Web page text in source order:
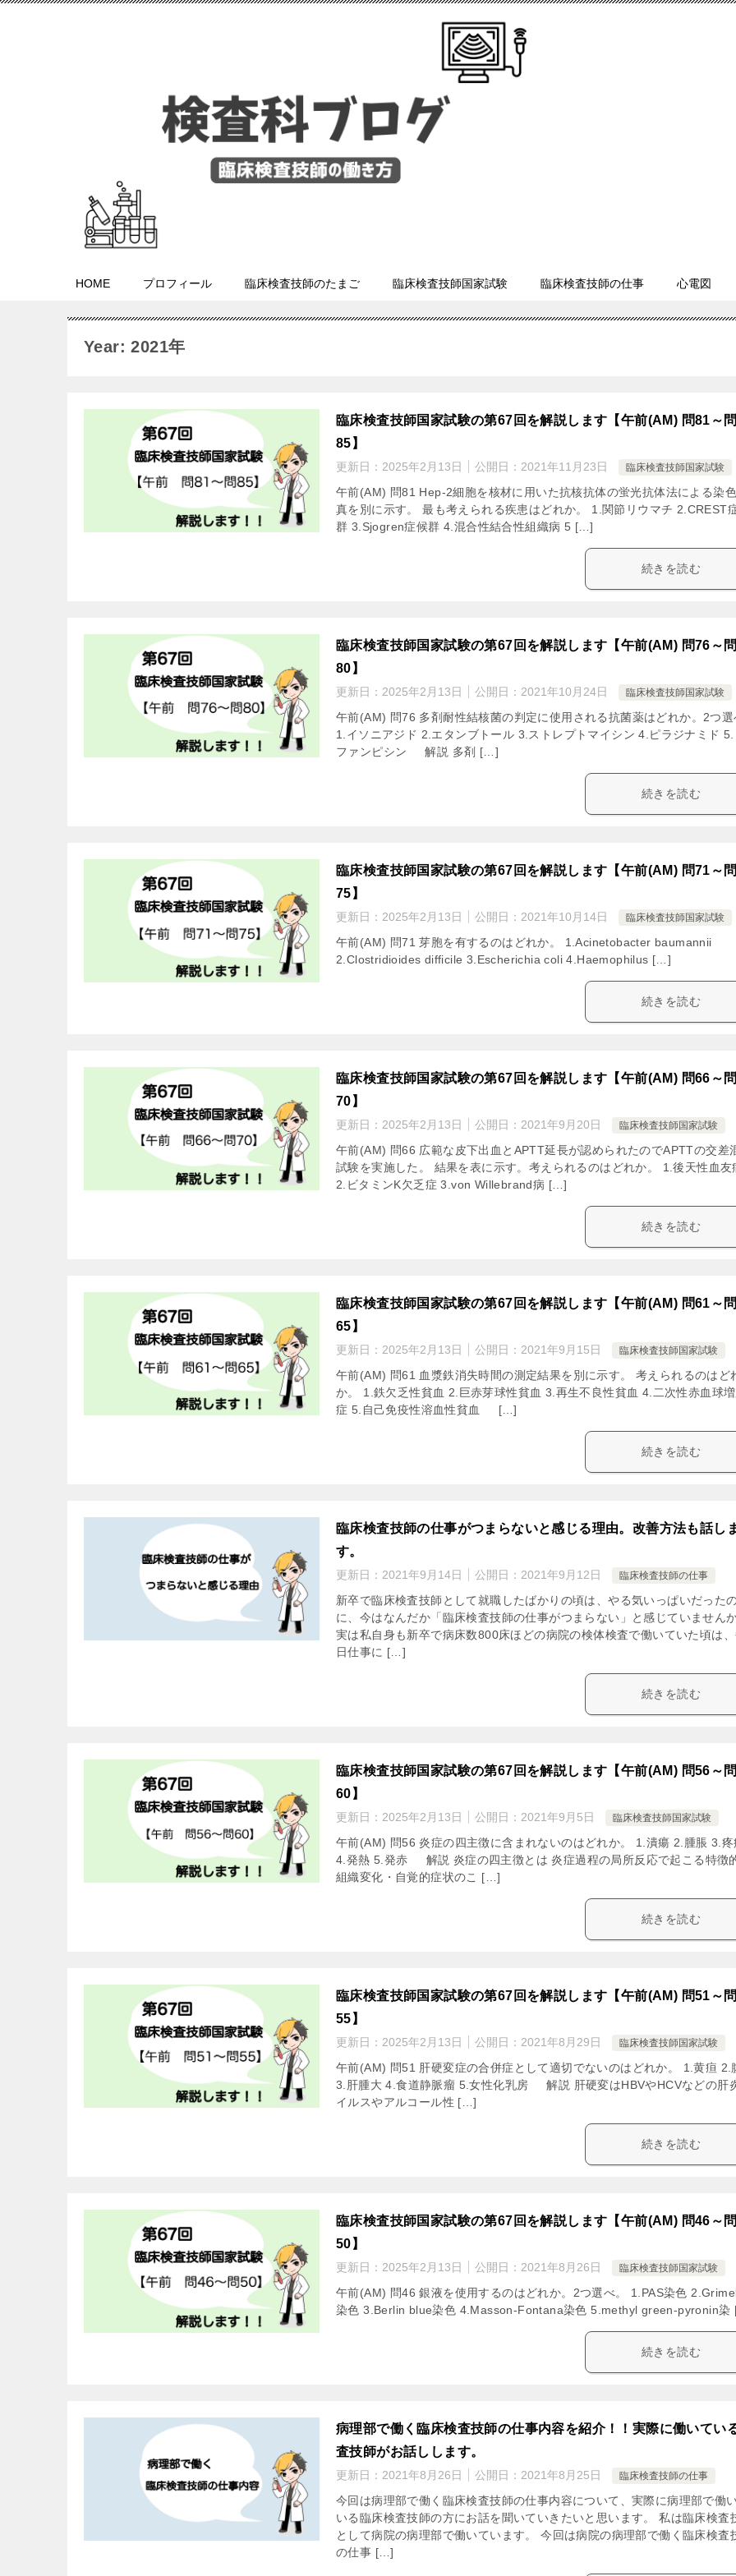
HOME プロフィール 臨床検査技師のたまご 臨床検査技師国家試験 臨床検査技師の仕事 心電図
Year: 2021年
臨床検査技師国家試験の第67回を解説します【午前(AM) 問81～問
85】
更新日： 2025年2月13日 公開日： 2021年11月23日 臨床検査技師国家試験
午前(AM) 問81 Hep-2細胞を核材に用いた抗核抗体の蛍光抗体法による染
真を別に示す。 最も考えられる疾患はどれか。 1.関節リウマチ 2.CREST
群 3.Sjogren症候群 4.混合性結合性組織病 5 […]
続きを読む
臨床検査技師国家試験の第67回を解説します【午前(AM) 問76～問
80】
更新日： 2025年2月13日 公開日： 2021年10月24日 臨床検査技師国家試験
午前(AM) 問76 多剤耐性結核菌の判定に使用される抗菌薬はどれか。2つ選
1.イソニアジド 2.エタンブトール 3.ストレプトマイシン 4.ピラジナミド 5.
ファンピシン 解説 多剤 […]
続きを読む
臨床検査技師国家試験の第67回を解説します【午前(AM) 問71～問
75】
更新日： 2025年2月13日 公開日： 2021年10月14日 臨床検査技師国家試験
午前(AM) 問71 芽胞を有するのはどれか。 1.Acinetobacter baumannii
2.Clostridioides difficile 3.Escherichia coli 4.Haemophilus […]
続きを読む
臨床検査技師国家試験の第67回を解説します【午前(AM) 問66～問
70】
更新日： 2025年2月13日 公開日： 2021年9月20日 臨床検査技師国家試験
午前(AM) 問66 広範な皮下出血とAPTT延長が認められたのでAPTTの交差
試験を実施した。 結果を表に示す。考えられるのはどれか。 1.後天性血友
2.ビタミンK欠乏症 3.von Willebrand病 […]
続きを読む
臨床検査技師国家試験の第67回を解説します【午前(AM) 問61～問
65】
更新日： 2025年2月13日 公開日： 2021年9月15日 臨床検査技師国家試験
午前(AM) 問61 血漿鉄消失時間の測定結果を別に示す。 考えられるのはど
か。 1.鉄欠乏性貧血 2.巨赤芽球性貧血 3.再生不良性貧血 4.二次性赤血球
症 5.自己免疫性溶血性貧血 […]
続きを読む
臨床検査技師の仕事がつまらないと感じる理由。改善方法も話し
す。
更新日： 2021年9月14日 公開日： 2021年9月12日 臨床検査技師の仕事
新卒で臨床検査技師として就職したばかりの頃は、やる気いっぱいだった
に、今はなんだか「臨床検査技師の仕事がつまらない」と感じていません
実は私自身も新卒で病床数800床ほどの病院の検体検査で働いていた頃は
日仕事に […]
続きを読む
臨床検査技師国家試験の第67回を解説します【午前(AM) 問56～問
60】
更新日： 2025年2月13日 公開日： 2021年9月5日 臨床検査技師国家試験
午前(AM) 問56 炎症の四主徴に含まれないのはどれか。 1.潰瘍 2.腫脹 3.疼
4.発熱 5.発赤 解説 炎症の四主徴とは 炎症過程の局所反応で起こる特徴
組織変化・自覚的症状のこ […]
続きを読む
臨床検査技師国家試験の第67回を解説します【午前(AM) 問51～問
55】
更新日： 2025年2月13日 公開日： 2021年8月29日 臨床検査技師国家試験
午前(AM) 問51 肝硬変症の合併症として適切でないのはどれか。 1.黄疸 2.
3.肝腫大 4.食道静脈瘤 5.女性化乳房 解説 肝硬変はHBVやHCVなどの肝
イルスやアルコール性 […]
続きを読む
臨床検査技師国家試験の第67回を解説します【午前(AM) 問46～問
50】
更新日： 2025年2月13日 公開日： 2021年8月26日 臨床検査技師国家試験
午前(AM) 問46 銀液を使用するのはどれか。2つ選べ。 1.PAS染色
染色 3.Berlin blue染色 4.Masson-Fontana染色 5.methyl green-pyronin
続きを読む
病理部で働く臨床検査技師の仕事内容を紹介！！実際に働いてい
査技師がお話しします。
更新日： 2021年8月26日 公開日： 2021年8月25日 臨床検査技師の仕事
今回は病理部で働く臨床検査技師の仕事内容について、実際に病理部で働
いる臨床検査技師の方にお話を聞いていきたいと思います。 私は臨床検査
として病院の病理部で働いています。 今回は病院の病理部で働く臨床検査
の仕事 […]